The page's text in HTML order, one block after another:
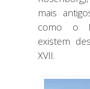
mais
como o
existem
XVII.